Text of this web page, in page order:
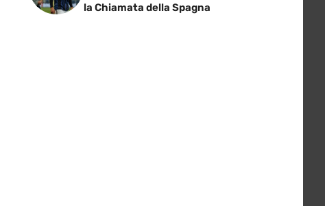
la Chiamata della Spagna